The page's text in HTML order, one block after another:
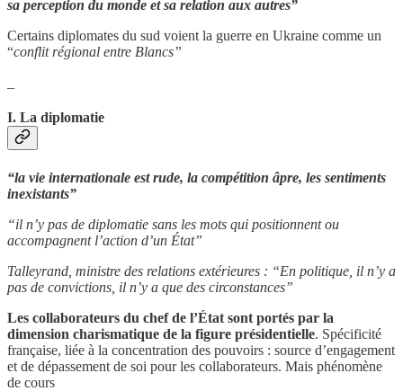
sa perception du monde et sa relation aux autres”
Certains diplomates du sud voient la guerre en Ukraine comme un
“conflit régional entre Blancs”
I. La diplomatie
“la vie internationale est rude, la compétition âpre, les sentiments
inexistants”
“il n’y pas de diplomatie sans les mots qui positionnent ou
accompagnent l’action d’un État”
Talleyrand, ministre des relations extérieures : “En politique, il n’y a
pas de convictions, il n’y a que des circonstances”
Les collaborateurs du chef de l’État sont portés par la
dimension charismatique de la figure présidentielle. Spécificité
française, liée à la concentration des pouvoirs : source d’engagement
et de dépassement de soi pour les collaborateurs. Mais phénomène
de cours